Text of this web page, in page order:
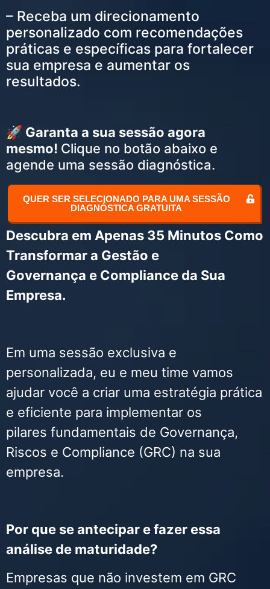
– Receba um direcionamento
personalizado com recomendações
práticas e específicas para fortalecer
sua empresa e aumentar os
resultados.
🚀 Garanta a sua sessão agora
mesmo! Clique no botão abaixo e
agende uma sessão diagnóstica.
QUER SER SELECIONADO PARA UMA SESSÃO
DIAGNÓSTICA GRATUITA
Descubra em Apenas 35 Minutos Como
Transformar a Gestão e
Governança e Compliance da Sua
Empresa.
Em uma sessão exclusiva e
personalizada, eu e meu time vamos
ajudar você a criar uma estratégia prática
e eficiente para implementar os
pilares fundamentais de Governança,
Riscos e Compliance (GRC) na sua
empresa.
Por que se antecipar e fazer essa
análise de maturidade?
Empresas que não investem em GRC